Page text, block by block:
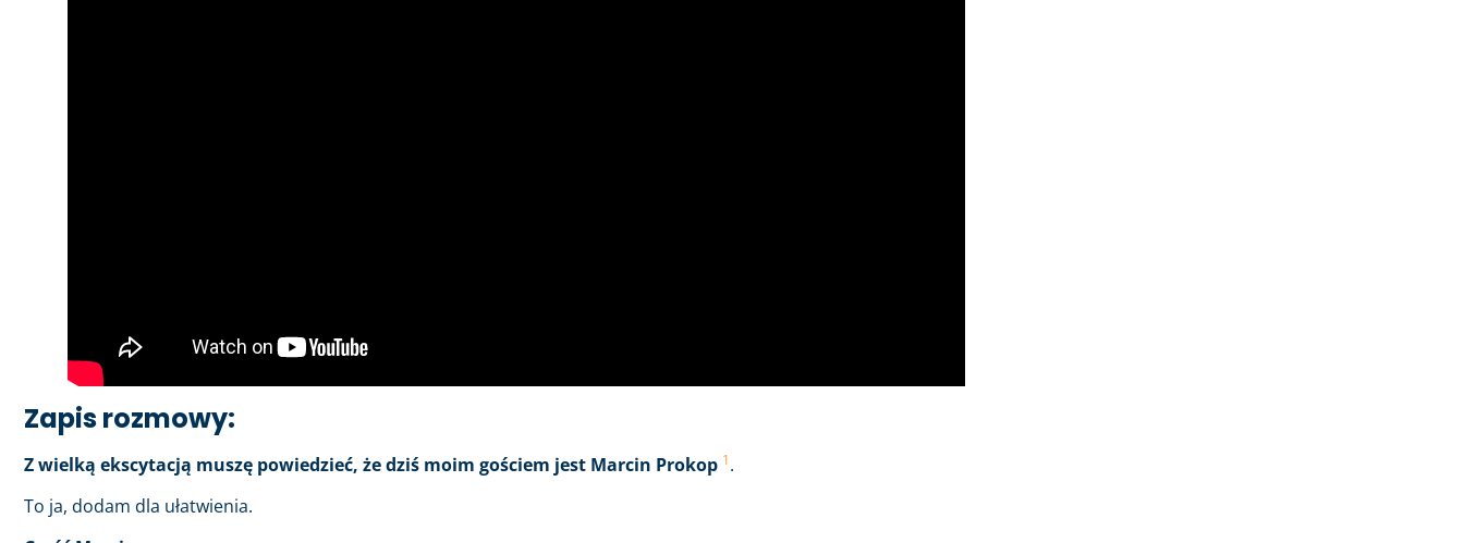
Zapis rozmowy:
Z wielką ekscytacją muszę powiedzieć, że dziś moim gościem jest Marcin Prokop 1.
To ja, dodam dla ułatwienia.